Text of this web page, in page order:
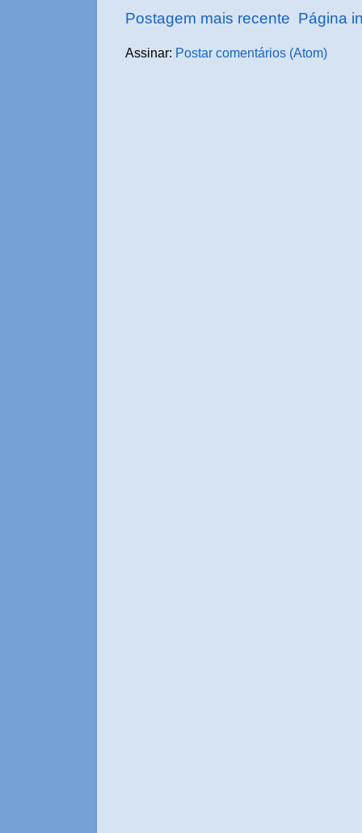
Postagem mais recente Página
Assinar: Postar comentários (Atom)